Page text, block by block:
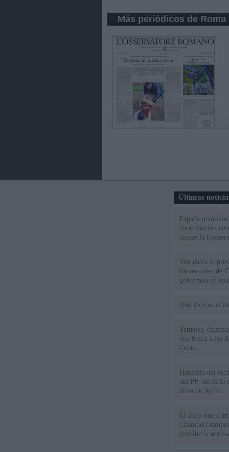
Más periódicos de Roma
Últimas
España
coordinación
cruzar la
Vox eleva la
los menores de
gobiernan en
Qué fácil es
Tatuajes,
que busca a los
Ceuta
Herencia del
del PP: así es la
ático de Ayuso
El ático que
Chamberí
prohíbe la